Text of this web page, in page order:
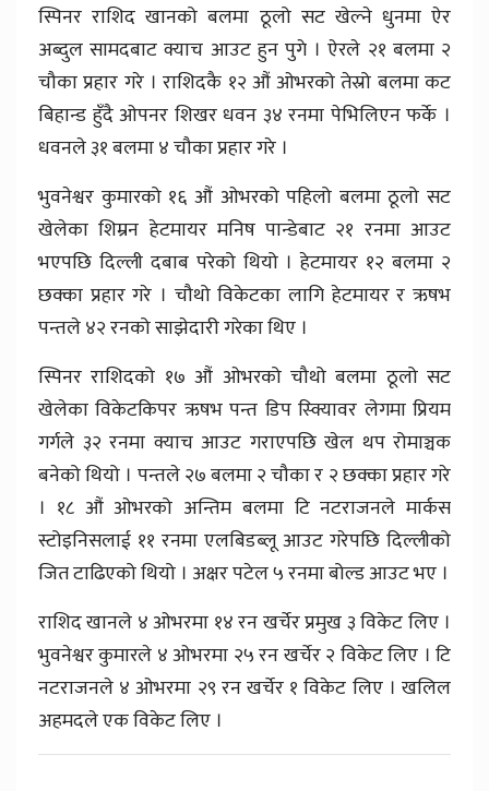
स्पिनर राशिद खानको बलमा ठूलो सट खेल्ने धुनमा ऐर
अब्दुल सामदबाट क्याच आउट हुन पुगे । ऐरले २१ बलमा २
चौका प्रहार गरे । राशिदकै १२ औं ओभरको तेस्रो बलमा कट
बिहान्ड हुँदै ओपनर शिखर धवन ३४ रनमा पेभिलिएन फर्के ।
धवनले ३१ बलमा ४ चौका प्रहार गरे ।
भुवनेश्वर कुमारको १६ औं ओभरको पहिलो बलमा ठूलो सट
खेलेका शिम्रन हेटमायर मनिष पान्डेबाट २१ रनमा आउट
भएपछि दिल्ली दबाब परेको थियो । हेटमायर १२ बलमा २
छक्का प्रहार गरे । चौथो विकेटका लागि हेटमायर र ऋषभ
पन्तले ४२ रनको साझेदारी गरेका थिए ।
स्पिनर राशिदको १७ औं ओभरको चौथो बलमा ठूलो सट
खेलेका विकेटकिपर ऋषभ पन्त डिप स्क्यिावर लेगमा प्रियम
गर्गले ३२ रनमा क्याच आउट गराएपछि खेल थप रोमाञ्चक
बनेको थियो । पन्तले २७ बलमा २ चौका र २ छक्का प्रहार गरे
। १८ औं ओभरको अन्तिम बलमा टि नटराजनले मार्कस
स्टोइनिसलाई ११ रनमा एलबिडब्लू आउट गरेपछि दिल्लीको
जित टाढिएको थियो । अक्षर पटेल ५ रनमा बोल्ड आउट भए ।
राशिद खानले ४ ओभरमा १४ रन खर्चेर प्रमुख ३ विकेट लिए ।
भुवनेश्वर कुमारले ४ ओभरमा २५ रन खर्चेर २ विकेट लिए । टि
नटराजनले ४ ओभरमा २९ रन खर्चेर १ विकेट लिए । खलिल
अहमदले एक विकेट लिए ।